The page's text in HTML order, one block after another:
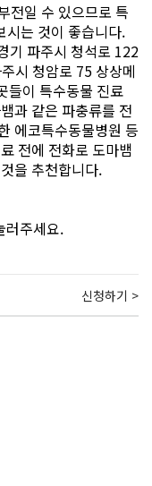
전일 수 있으므로 특
시는 것이 좋습니다.
기 파주시 청석로 122
시 청암로 75 상상메
들이 특수동물 진료
과 같은 파충류를 전
에코특수동물병원 등
전에 전화로 도마뱀
을 추천합니다.
러주세요.
신청하기 >